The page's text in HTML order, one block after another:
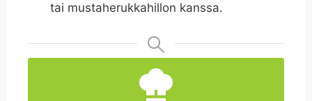
tai mustaherukkahillon kanssa.